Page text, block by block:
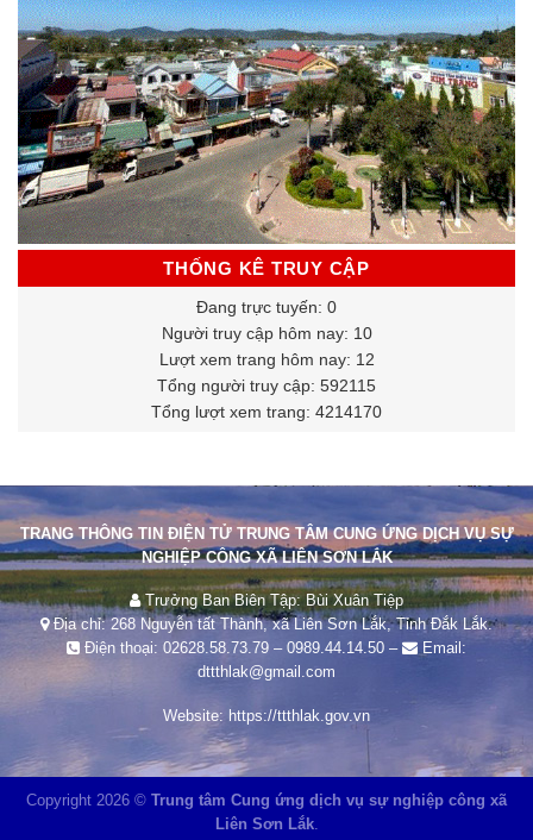
THỐNG KÊ TRUY CẬP
Đang trực tuyến: 0
Người truy cập hôm nay: 10
Lượt xem trang hôm nay: 12
Tổng người truy cập: 592115
Tổng lượt xem trang: 4214170
TRANG THÔNG TIN ĐIỆN TỬ TRUNG TÂM CUNG ỨNG DỊCH VỤ SỰ
NGHIỆP CÔNG XÃ LIÊN SƠN LẮK
Trưởng Ban Biên Tập: Bùi Xuân Tiệp
Địa chỉ: 268 Nguyễn tất Thành, xã Liên Sơn Lắk, Tỉnh Đắk Lắk.
Điện thoại: 02628.58.73.79 – 0989.44.14.50 –
Email:
dttthlak@gmail.com
Website: https://ttthlak.gov.vn
Copyright 2026 © Trung tâm Cung ứng dịch vụ sự nghiệp công xã
Liên Sơn Lắk.